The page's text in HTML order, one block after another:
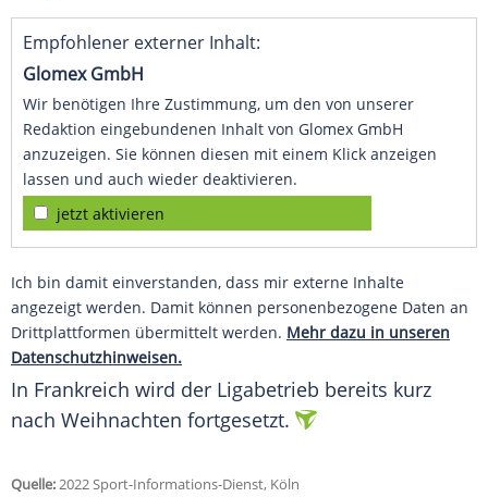
Empfohlener externer Inhalt:
Glomex GmbH
Wir benötigen Ihre Zustimmung, um den von unserer
Redaktion eingebundenen Inhalt von Glomex GmbH
anzuzeigen. Sie können diesen mit einem Klick anzeigen
lassen und auch wieder deaktivieren.
jetzt aktivieren
Ich bin damit einverstanden, dass mir externe Inhalte
angezeigt werden. Damit können personenbezogene Daten an
Drittplattformen übermittelt werden. Mehr dazu in unseren
Datenschutzhinweisen.
In Frankreich wird der Ligabetrieb bereits kurz
nach Weihnachten fortgesetzt.
Quelle:2022 Sport-Informations-Dienst, Köln